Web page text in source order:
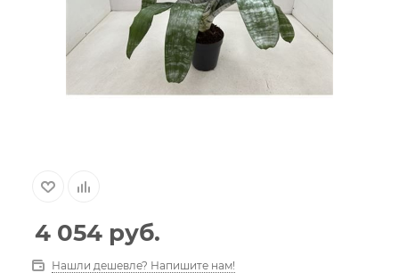
4 054 руб.
Нашли дешевле? Напишите нам!